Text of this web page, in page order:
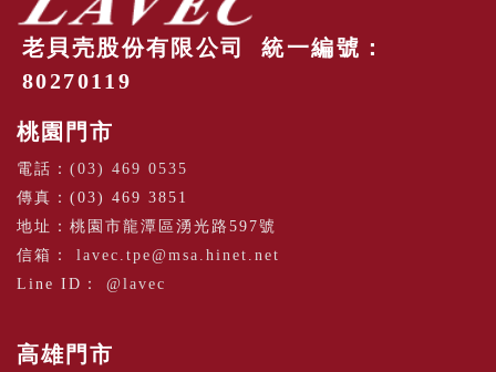
老貝壳股份有限公司 統一編號：
80270119
桃園門市
電話： (03) 469 0535
傳真：(03) 469 3851
地址：桃園市龍潭區湧光路597號
信箱： lavec.tpe@msa.hinet.net
Line ID： @lavec
高雄門市